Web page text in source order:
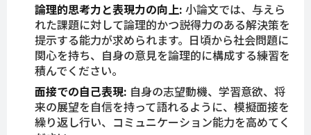
論理的思考力と表現力の向上: 小論文では、与えら
れた課題に対して論理的かつ説得力のある解決策を
提示する能力が求められます。日頃から社会問題に
関心を持ち、自身の意見を論理的に構成する練習を
積んでください。
面接での自己表現: 自身の志望動機、学習意欲、将
来の展望を自信を持って語れるように、模擬面接を
繰り返し行い、コミュニケーション能力を高めてく